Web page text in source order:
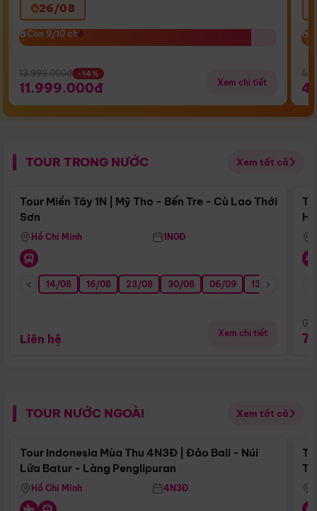
26/08
Còn 9/10 chỗ
Còn 9/10 chỗ
13.999.000đ -14%
11.999.000đ Xem chi tiết
TOUR TRONG NƯỚC Xem tất cả
Điểm nổi bật
Tour Miền Tây 1N | Mỹ Tho - Bến Tre - Cù Lao Thới
Sơn
Hồ Chí Minh 1N0Đ
14/08 16/08 23/08 30/08 06/09 13/09
Liên hệ Xem chi tiết
TOUR NƯỚC NGOÀI Xem tất cả
Điểm nổi bật
Tour Indonesia Mùa Thu 4N3Đ | Đảo Bali - Núi
Lửa Batur - Làng Penglipuran
Hồ Chí Minh 4N3Đ